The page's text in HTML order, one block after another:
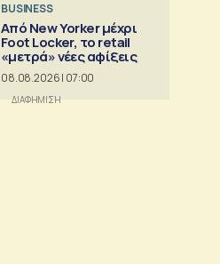
BUSINESS
Από New Yorker μέχρι
Foot Locker, το retail
«μετρά» νέες αφίξεις
08.08.2026 | 07:00